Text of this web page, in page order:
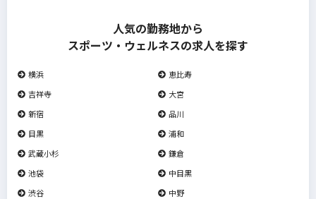
人気の勤務地から
スポーツ・ウェルネスの求人を探す
横浜
恵比寿
吉祥寺
大宮
新宿
品川
目黒
浦和
武蔵小杉
鎌倉
池袋
中目黒
渋谷
中野